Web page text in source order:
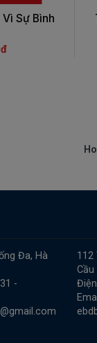
Sự Bình
Đa, Hà
-
112
Cầu